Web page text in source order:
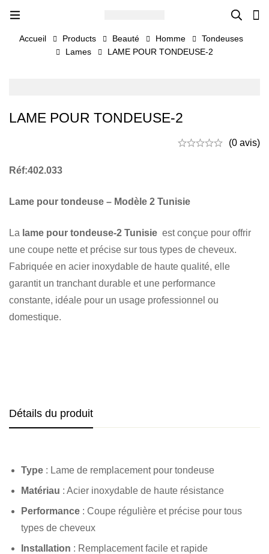
Accueil Products Beauté Homme
Tondeuses
Lames
LAME POUR TONDEUSE-2
LAME POUR TONDEUSE-2
(0 avis)
Réf:402.033
Lame pour tondeuse – Modèle 2 Tunisie
La lame pour tondeuse-2 Tunisie est conçue pour offrir
une coupe nette et précise sur tous types de cheveux.
Fabriquée en acier inoxydable de haute qualité, elle
garantit un tranchant durable et une performance
constante, idéale pour un usage professionnel ou
domestique.
Détails du produit
Type : Lame de remplacement pour tondeuse
Matériau : Acier inoxydable de haute résistance
Performance : Coupe régulière et précise pour tous
types de cheveux
Installation : Remplacement facile et rapide